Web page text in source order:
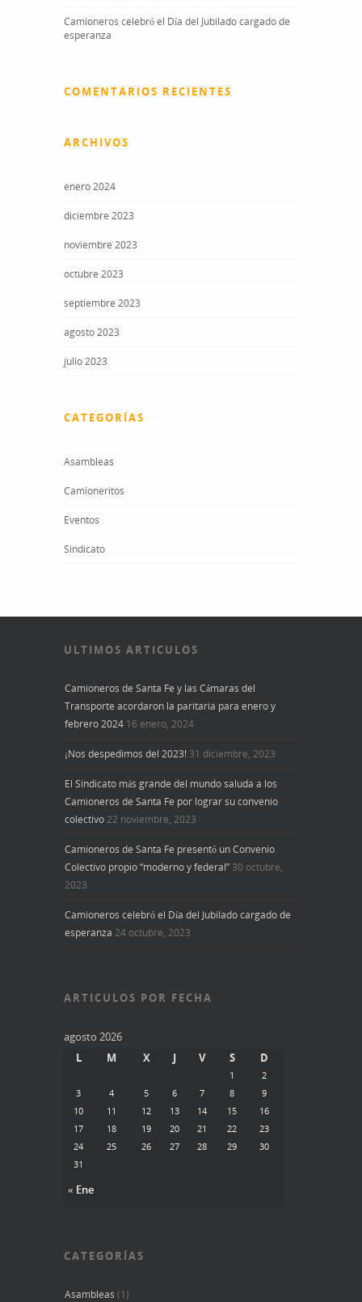
Camioneros celebró el Día del Jubilado cargado de
esperanza
COMENTARIOS RECIENTES
ARCHIVOS
enero 2024
diciembre 2023
noviembre 2023
octubre 2023
septiembre 2023
agosto 2023
julio 2023
CATEGORÍAS
Asambleas
Camioneritos
Eventos
Sindicato
ULTIMOS ARTICULOS
Camioneros de Santa Fe y las Cámaras del
Transporte acordaron la paritaria para enero y
febrero 2024 16 enero, 2024
¡Nos despedimos del 2023! 31 diciembre, 2023
El Sindicato más grande del mundo saluda a los
Camioneros de Santa Fe por lograr su convenio
colectivo22 noviembre, 2023
Camioneros de Santa Fe presentó un Convenio
Colectivo propio “moderno y federal” 30 octubre,
2023
Camioneros celebró el Día del Jubilado cargado de
esperanza 24 octubre, 2023
ARTICULOS POR FECHA
agosto 2026
L
M X J V S D
« Ene
1
2
3
4 5 6 7 8
9
10
11 12 13 14 15
16
17
18 19 20 21 22
23
24
25 26 27 28 29
30
31
CATEGORÍAS
Asambleas (1)